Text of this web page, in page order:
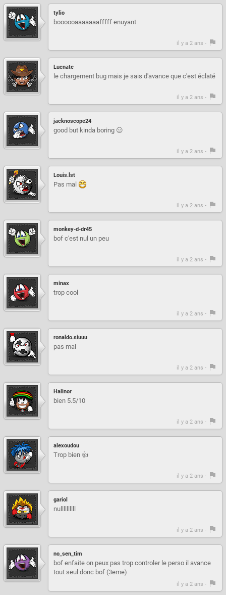
tylio
boooooaaaaaaafffff enuyant
il y a 2 ans -
Lucnate
le chargement bug mais je sais d'avance que c'est éclaté
il y a 2 ans -
jacknoscope24
good but kinda boring 😑
il y a 2 ans -
Louis.lst
Pas mal
il y a 2 ans -
monkey-d-dr45
bof c'est nul un peu
il y a 2 ans -
minax
trop cool
il y a 2 ans -
ronaldo.siuuu
pas mal
il y a 2 ans -
Halinor
bien 5.5/10
il y a 2 ans -
alexoudou
Trop bien 👍
il y a 2 ans -
gariol
nullllllllll
il y a 2 ans -
no_sen_tim
bof enfaite on peux pas trop controler le perso il avance
tout seul donc bof (3eme)
il y a 2 ans -